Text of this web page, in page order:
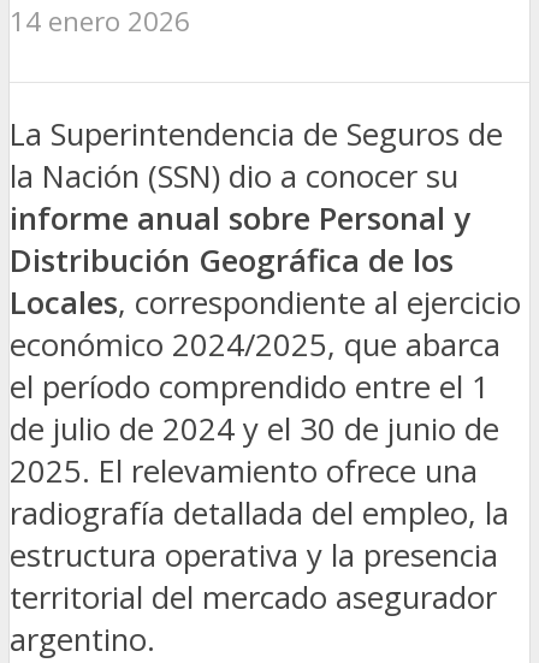
14 enero 2026
La Superintendencia de Seguros de
la Nación (SSN) dio a conocer su
informe anual sobre Personal y
Distribución Geográfica de los
Locales, correspondiente al ejercicio
económico 2024/2025, que abarca
el período comprendido entre el 1
de julio de 2024 y el 30 de junio de
2025. El relevamiento ofrece una
radiografía detallada del empleo, la
estructura operativa y la presencia
territorial del mercado asegurador
argentino.